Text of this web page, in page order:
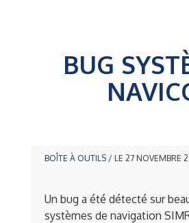
BUG
BOÎTE À OUTILS / LE 27 NOVEMBRE
Un bug a été détecté sur
systèmes de navigation